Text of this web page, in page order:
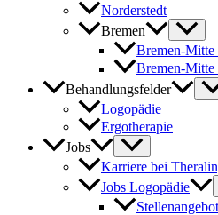
Norderstedt
Bremen
Bremen-Mitte
Bremen-
Behandlungsfelder
Logopädie
Ergotherapie
Jobs
Karriere bei
Jobs Logopädie